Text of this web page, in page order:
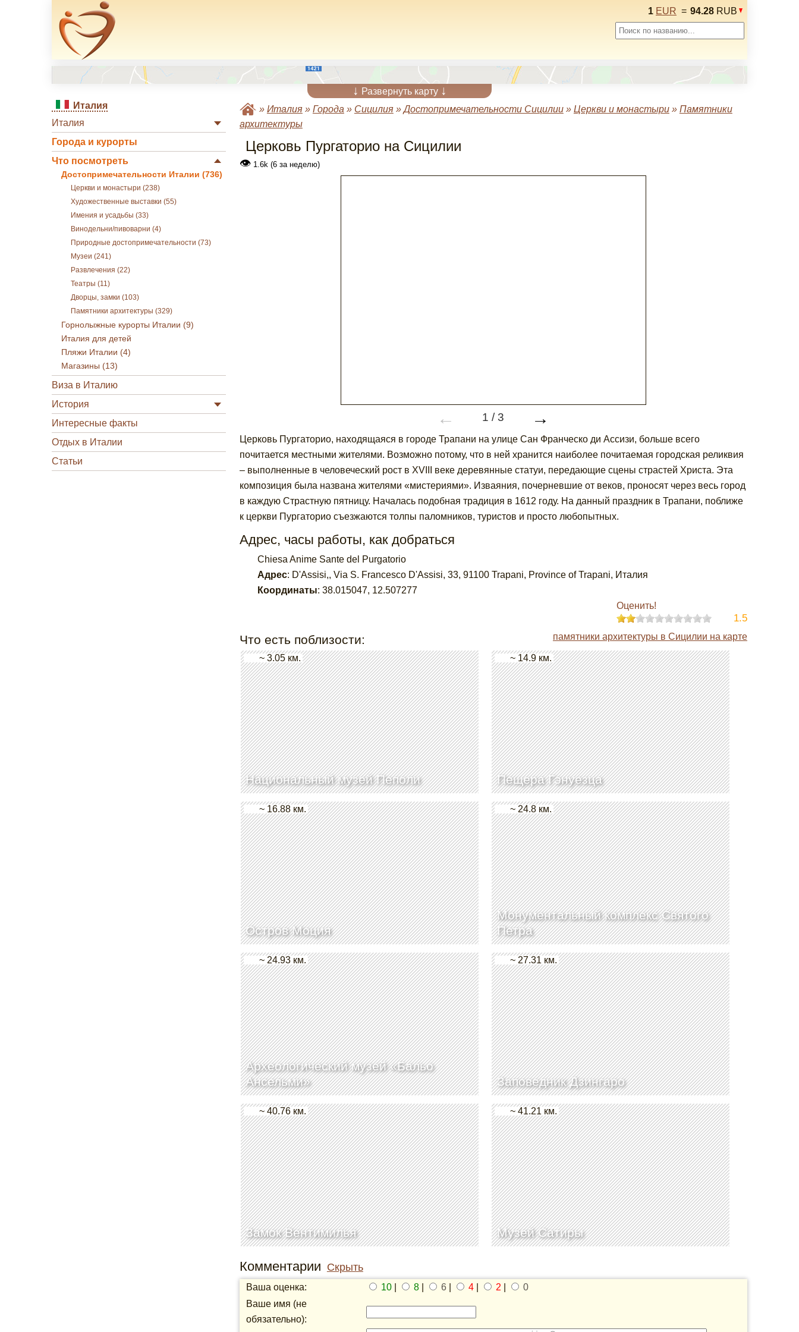
1 EUR = 94.28 RUB
↓ Развернуть карту ↓
Италия
Италия
Города и курорты
Что посмотреть
Достопримечательности Италии (736)
Церкви и монастыри (238)
Художественные выставки (55)
Имения и усадьбы (33)
Винодельни/пивоварни (4)
Природные достопримечательности (73)
Музеи (241)
Развлечения (22)
Театры (11)
Дворцы, замки (103)
Памятники архитектуры (329)
Горнолыжные курорты Италии (9)
Италия для детей
Пляжи Италии (4)
Магазины (13)
Виза в Италию
История
Интересные факты
Отдых в Италии
Статьи
» Италия» Города » Сицилия»Достопримечательности Сицилии» Церкви и монастыри» Памятники
архитектуры
Церковь Пургаторио на Сицилии
👁1.6k (6 за неделю)
← 1 /3 →
Церковь Пургаторио, находящаяся в городе Трапани на улице Сан Франческо ди Ассизи, больше всего
почитается местными жителями. Возможно потому, что в ней хранится наиболее почитаемая городская реликвия
– выполненные в человеческий рост в XVIII веке деревянные статуи, передающие сцены страстей Христа. Эта
композиция была названа жителями «мистериями». Изваяния, почерневшие от веков, проносят через весь город
в каждую Страстную пятницу. Началась подобная традиция в 1612 году. На данный праздник в Трапани, поближе
к церкви Пургаторио съезжаются толпы паломников, туристов и просто любопытных.
Адрес, часы работы, как добраться
Chiesa Anime Sante del Purgatorio
Адрес: D'Assisi,, Via S. Francesco D'Assisi, 33, 91100 Trapani, Province of Trapani, Италия
Координаты: 38.015047, 12.507277
Оценить!
1.5
Что есть поблизости: памятники архитектуры в Сицилии на карте
Национальный музей Пеполи
~ 3.05 км.
Пещера Гэнуезца
~ 14.9 км.
Остров Моция
~ 16.88 км.
Монументальный комплекс Святого
Петра
~ 24.8 км.
Археологический музей «Бальо
Ансельми»
~ 24.93 км.
Заповедник Дзингаро
~ 27.31 км.
Замок Вентимилья
~ 40.76 км.
Музей Сатиры
~ 41.21 км.
Комментарии Скрыть
Ваша оценка: 10| 8| 6| 4| 2
0
Ваше имя (не
обязательно):